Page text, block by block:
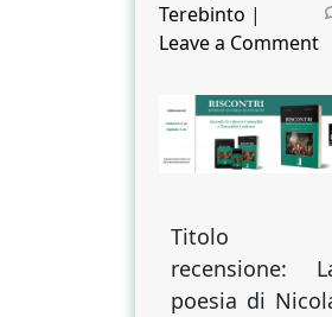
Terebinto |
Leave a Commenton
Titolo
recensione:
poesia di